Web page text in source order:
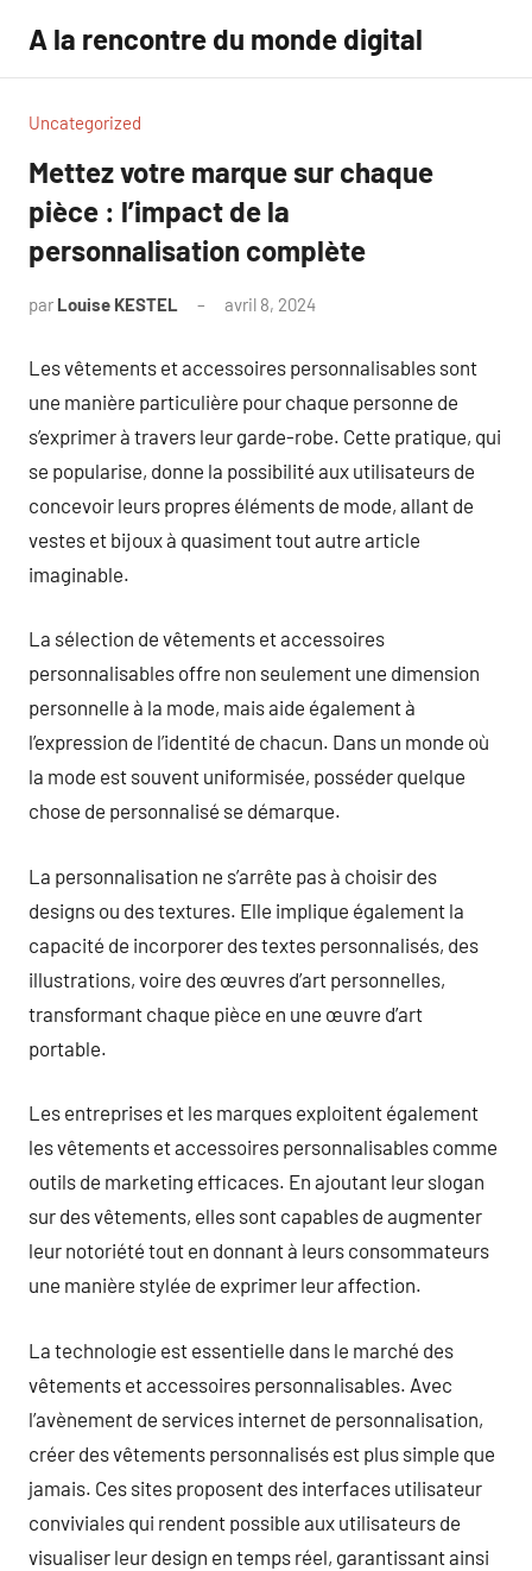
contenu
A la rencontre du monde digital
Uncategorized
Mettez votre marque sur chaque
pièce : l’impact de la
personnalisation complète
par Louise KESTEL avril 8, 2024
Les vêtements et accessoires personnalisables sont
une manière particulière pour chaque personne de
s’exprimer à travers leur garde-robe. Cette pratique, qui
se popularise, donne la possibilité aux utilisateurs de
concevoir leurs propres éléments de mode, allant de
vestes et bijoux à quasiment tout autre article
imaginable.
La sélection de vêtements et accessoires
personnalisables offre non seulement une dimension
personnelle à la mode, mais aide également à
l’expression de l’identité de chacun. Dans un monde où
la mode est souvent uniformisée, posséder quelque
chose de personnalisé se démarque.
La personnalisation ne s’arrête pas à choisir des
designs ou des textures. Elle implique également la
capacité de incorporer des textes personnalisés, des
illustrations, voire des œuvres d’art personnelles,
transformant chaque pièce en une œuvre d’art
portable.
Les entreprises et les marques exploitent également
les vêtements et accessoires personnalisables comme
outils de marketing efficaces. En ajoutant leur slogan
sur des vêtements, elles sont capables de augmenter
leur notoriété tout en donnant à leurs consommateurs
une manière stylée de exprimer leur affection.
La technologie est essentielle dans le marché des
vêtements et accessoires personnalisables. Avec
l’avènement de services internet de personnalisation,
créer des vêtements personnalisés est plus simple que
jamais. Ces sites proposent des interfaces utilisateur
conviviales qui rendent possible aux utilisateurs de
visualiser leur design en temps réel, garantissant ainsi